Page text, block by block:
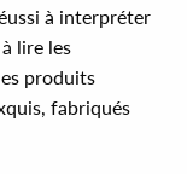
à interpréter
lire les
produits
fabriqués